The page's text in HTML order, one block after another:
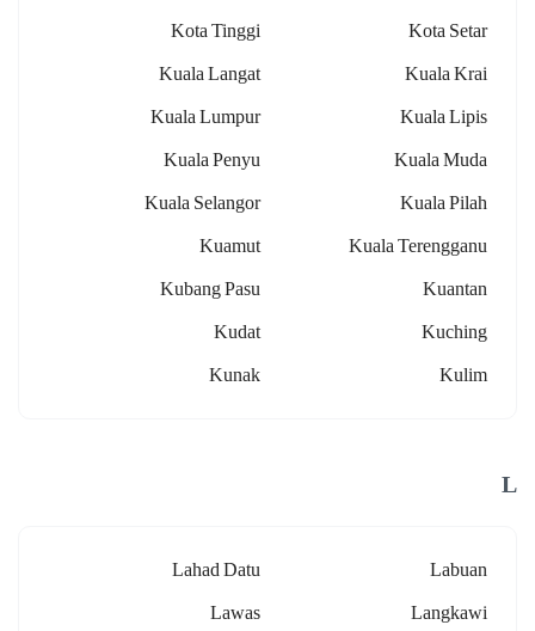
Kota Setar
Kota Tinggi
Kuala Krai
Kuala Langat
Kuala Lipis
Kuala Lumpur
Kuala Muda
Kuala Penyu
Kuala Pilah
Kuala Selangor
Kuala Terengganu
Kuamut
Kuantan
Kubang Pasu
Kuching
Kudat
Kulim
Kunak
L
Labuan
Lahad Datu
Langkawi
Lawas